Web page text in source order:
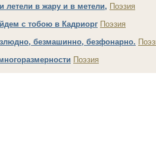
летели в жару и в метели, Поэзия
с тобою в Кадриорг Поэзия
безмашинно, безфонарно.
Поэзия